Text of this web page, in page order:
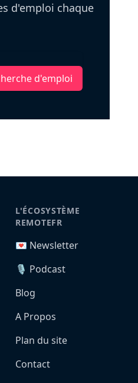
d'emploi chaque
d'emploi
L'ÉCOSYSTÈME
REMOTEFR
💌 Newsletter
🎙️ Podcast
Blog
A Propos
Plan du site
Contact